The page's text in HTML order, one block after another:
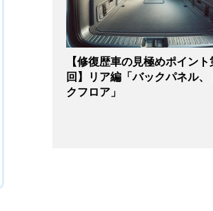
【修復歴車の見極めポイント
回】リア編「バックパネル、
クフロア」